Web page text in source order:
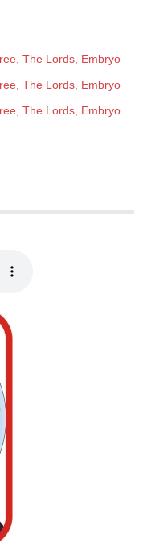
The Lords, Embryo
The Lords, Embryo
The Lords, Embryo